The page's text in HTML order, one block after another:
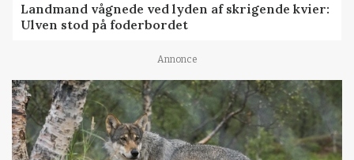
Landmand vågnede ved lyden af skrigende kvier:
Ulven stod på foderbordet
Annonce